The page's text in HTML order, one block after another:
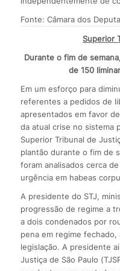
Fonte: Câmara dos
Superior
Durante o fim de
de 150
Em um esforço para
referentes a pedidos de
apresentados em favor
da atual crise no sistema
Superior Tribunal de
plantão durante o fim de
foram analisados cerca
urgência em habeas
A presidente do STJ,
progressão de regime a
a dois condenados por
pena em regime
legislação. A presidente
Justiça de São Paulo